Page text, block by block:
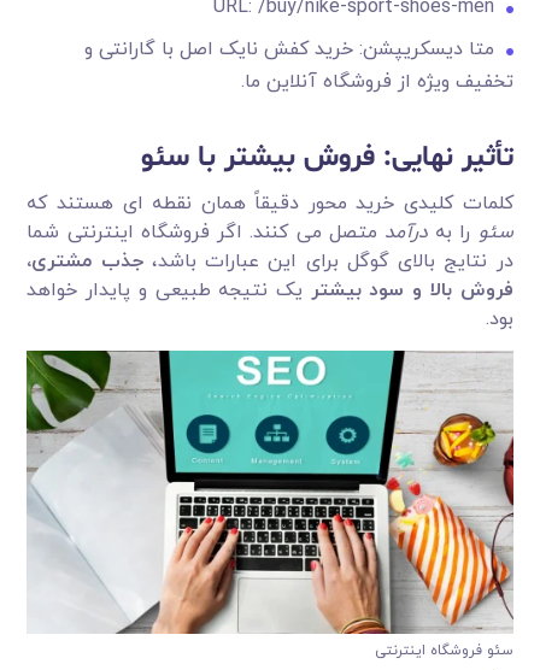
URL: /buy/nike-sport-shoes-men
متا دیسکریپشن: خرید کفش نایک اصل با گارانتی و
تخفیف ویژه از فروشگاه آنلاین ما.
تأثیر نهایی: فروش بیشتر با سئو
کلمات کلیدی خرید محور دقیقاً همان نقطه ای هستند که
سئو را بهدرآمد متصل می کنند. اگر فروشگاه اینترنتی شما
در نتایج بالای گوگل برای این عبارات باشد،جذب مشتری،
فروش بالا و سود بیشتر یک نتیجه طبیعی و پایدار خواهد
بود.
سئو فروشگاه اینترنتی